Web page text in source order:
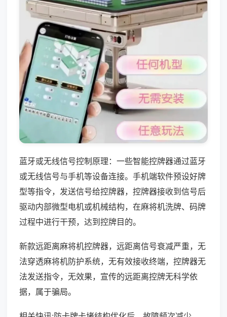
蓝牙或无线信号控制原理：一些智能控牌器通过蓝牙
或无线信号与手机等设备连接。手机端软件预设好牌
型等指令，发送信号给控牌器，控牌器接收到信号后
驱动内部微型电机或机械结构，在麻将机洗牌、码牌
过程中进行干预，达到控牌目的。
新款远距离麻将机控牌器，远距离信号衰减严重，无
法穿透麻将机防护系统，无有效接收终端，控牌器无
法发送指令，无效果，宣传的远距离控牌无科学依
据，属于骗局。